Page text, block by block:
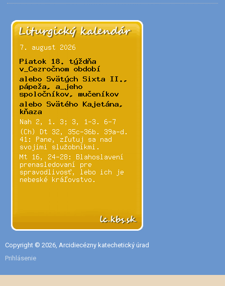
Copyright © 2026, Arcidiecézny katechetický úrad
Prihlásenie